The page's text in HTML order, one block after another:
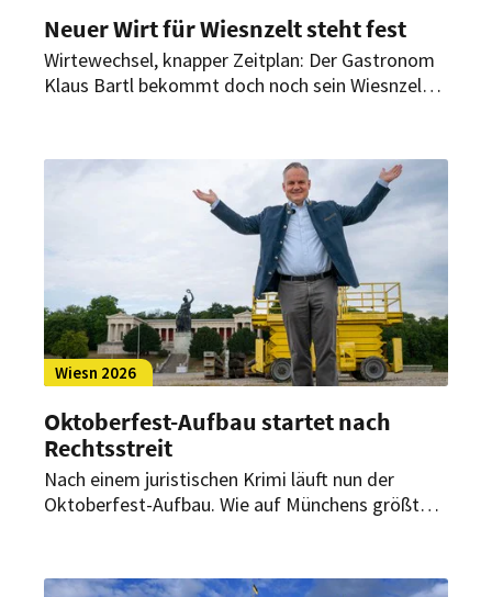
Neuer Wirt für Wiesnzelt steht fest
Wirtewechsel, knapper Zeitplan: Der Gastronom
Klaus Bartl bekommt doch noch sein Wiesnzelt –
nicht beigelegt.
Wiesn 2026
Oktoberfest-Aufbau startet nach
Rechtsstreit
Nach einem juristischen Krimi läuft nun der
Oktoberfest-Aufbau. Wie auf Münchens größter